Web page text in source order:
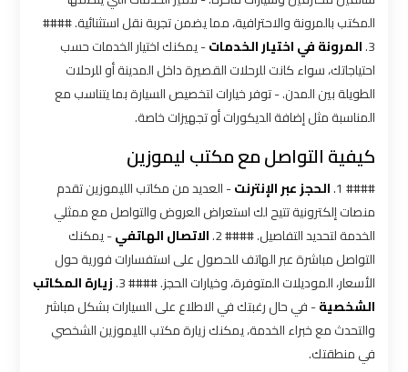
المكتب بالمرونة والاحترافية، مما يضمن تجربة نقل استثنائية. ####
3. المرونة في اختيار الخدمات- يمكنك اختيار الخدمات حسب
احتياجاتك، سواء كانت للرحلات القصيرة داخل المدينة أو للرحلات
الطويلة بين المدن. - توفر خيارات لتخصيص السيارة بما يتناسب مع
المناسبة مثل إضافة الديكورات أو تجهيزات خاصة.
كيفية التواصل مع مكتب ليموزين
#### 1. الحجز عبر الإنترنت- العديد من مكاتب الليموزين تقدم
منصات إلكترونية تتيح لك استعراض العروض والتواصل مع ممثلي
الخدمة لتحديد التفاصيل. #### 2.
الاتصال الهاتفي- يمكنك
التواصل مباشرة عبر الهاتف للحصول على استفسارات فورية حول
الأسعار، الموديلات المتوفرة، وخيارات الحجز. #### 3.
زيارة المكاتب
الشخصية- في حال رغبتك في الاطلاع على السيارات بشكل مباشر
والتحدث مع خبراء الخدمة، يمكنك زيارة مكتب الليموزين الشخصي
في منطقتك.
شركه
ليموزين
القاهره
ليموزين
اسكندرية
القاهرة
ليموزين
الإسكندرية
القاهرة